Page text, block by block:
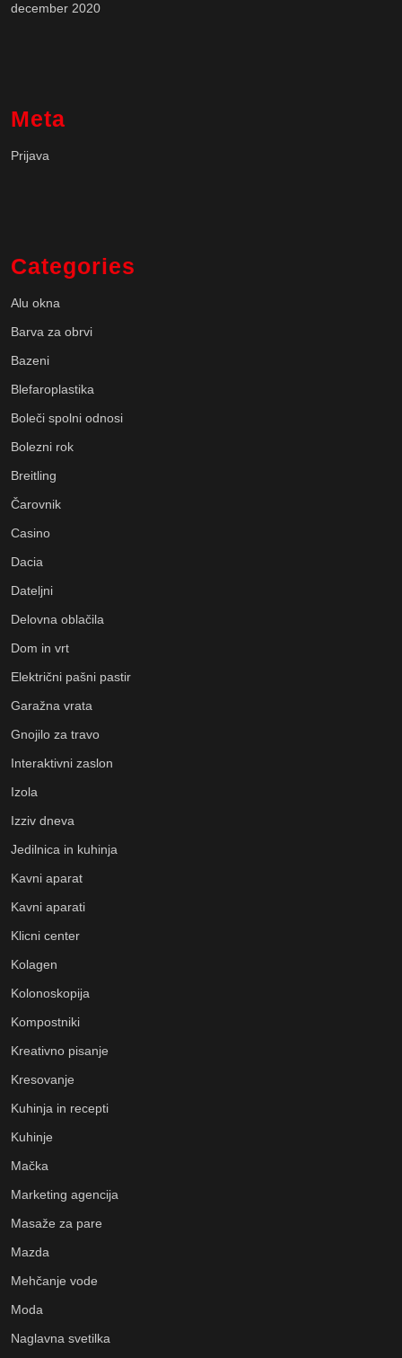
december 2020
Meta
Prijava
Categories
Alu okna
Barva za obrvi
Bazeni
Blefaroplastika
Boleči spolni odnosi
Bolezni rok
Breitling
Čarovnik
Casino
Dacia
Dateljni
Delovna oblačila
Dom in vrt
Električni pašni pastir
Garažna vrata
Gnojilo za travo
Interaktivni zaslon
Izola
Izziv dneva
Jedilnica in kuhinja
Kavni aparat
Kavni aparati
Klicni center
Kolagen
Kolonoskopija
Kompostniki
Kreativno pisanje
Kresovanje
Kuhinja in recepti
Kuhinje
Mačka
Marketing agencija
Masaže za pare
Mazda
Mehčanje vode
Moda
Naglavna svetilka